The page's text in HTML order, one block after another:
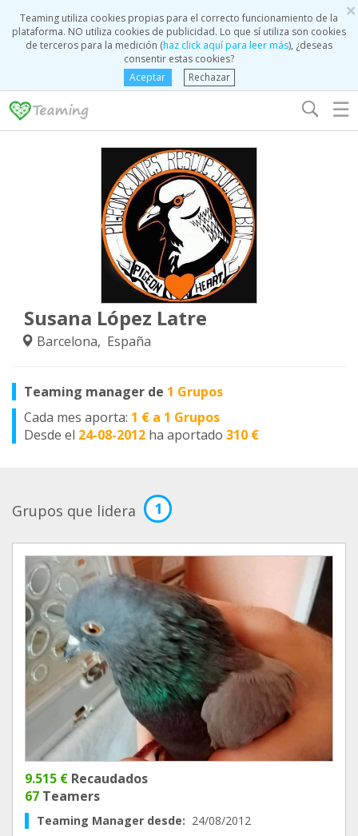
×
Teaming utiliza cookies propias para el correcto funcionamiento de la
plataforma. NO utiliza cookies de publicidad. Lo que sí utiliza son cookies
de terceros para la medición (haz click aquí para leer más), ¿deseas
consentir estas cookies?
Aceptar
Rechazar
☰
Susana López Latre
Barcelona, España
Teaming manager de 1 Grupos
Cada mes aporta: 1 € a 1 Grupos
Desde el 24-08-2012 ha aportado 310 €
Grupos que lidera 1
9.515 € Recaudados
67 Teamers
Teaming Manager desde: 24/08/2012